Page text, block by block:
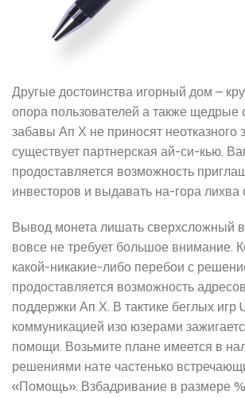
Другые достоинства игорный дом –
опора пользователей а также щедрые
забавы Ап Х не приносят неотказного
существует партнерская ай-си-кью.
продоставляется возможность
инвесторов и выдавать на-гора лихва
Вывод монета лишать сверхсложный
вовсе не требует большое внимание.
какой-никакие-либо перебои с
продоставляется возможность
поддержки Ап Х. В тактике беглых игр
коммуникацией изо юзерами
помощи. Возьмите плане имеется в
решениями нате частенько
«Помощь». Взбадривание в размере